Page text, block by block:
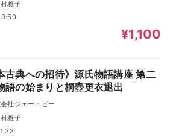
雅子
¥1,100
古典への招待》源氏物語講座 第二
の始まりと桐壺更衣退出
社ジェー・ピー
雅子